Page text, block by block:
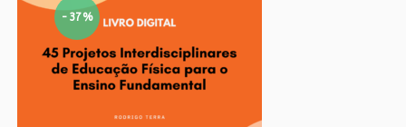
-37%